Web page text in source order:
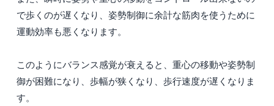
で歩くのが遅くなり、姿勢制御に余計な筋肉を使うために
運動効率も悪くなります。
このようにバランス感覚が衰えると、重心の移動や姿勢制
御が困難になり、歩幅が狭くなり、歩行速度が遅くなりま
す。